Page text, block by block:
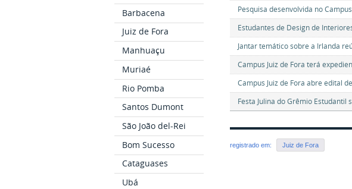
Barbacena
Juiz de Fora
Manhuaçu
Muriaé
Rio Pomba
Santos Dumont
São João del-Rei
Bom Sucesso
Cataguases
Ubá
Pesquisa desenvolvida no
Estudantes de Design de
Jantar temático sobre a Irlanda
Campus Juiz de Fora terá
Campus Juiz de Fora abre edital
Festa Julina do Grêmio
registrado em: Juiz de Fora